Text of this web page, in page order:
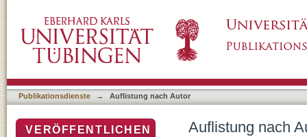
Publikationsdienste → Auflistung nach Autor
Auflistung nach
VERÖFFENTLICHEN